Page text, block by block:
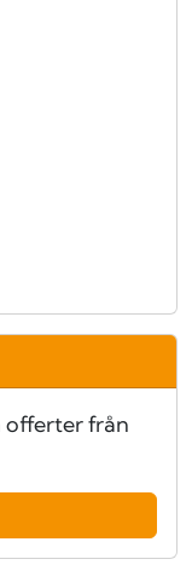
offerter från